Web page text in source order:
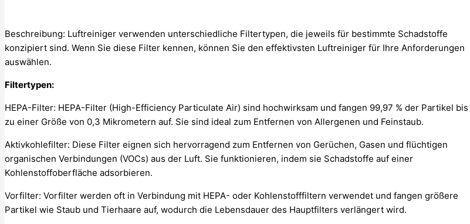
Beschreibung: Luftreiniger verwenden unterschiedliche Filtertypen, die jeweils für bestimmte Schadstoffe
konzipiert sind. Wenn Sie diese Filter kennen, können Sie den effektivsten Luftreiniger für Ihre Anforderungen
auswählen.
Filtertypen:
HEPA-Filter: HEPA-Filter (High-Efficiency Particulate Air) sind hochwirksam und fangen 99,97 % der Partikel bis
zu einer Größe von 0,3 Mikrometern auf. Sie sind ideal zum Entfernen von Allergenen und Feinstaub.
Aktivkohlefilter: Diese Filter eignen sich hervorragend zum Entfernen von Gerüchen, Gasen und flüchtigen
organischen Verbindungen (VOCs) aus der Luft. Sie funktionieren, indem sie Schadstoffe auf einer
Kohlenstoffoberfläche adsorbieren.
Vorfilter: Vorfilter werden oft in Verbindung mit HEPA- oder Kohlenstofffiltern verwendet und fangen größere
Partikel wie Staub und Tierhaare auf, wodurch die Lebensdauer des Hauptfilters verlängert wird.